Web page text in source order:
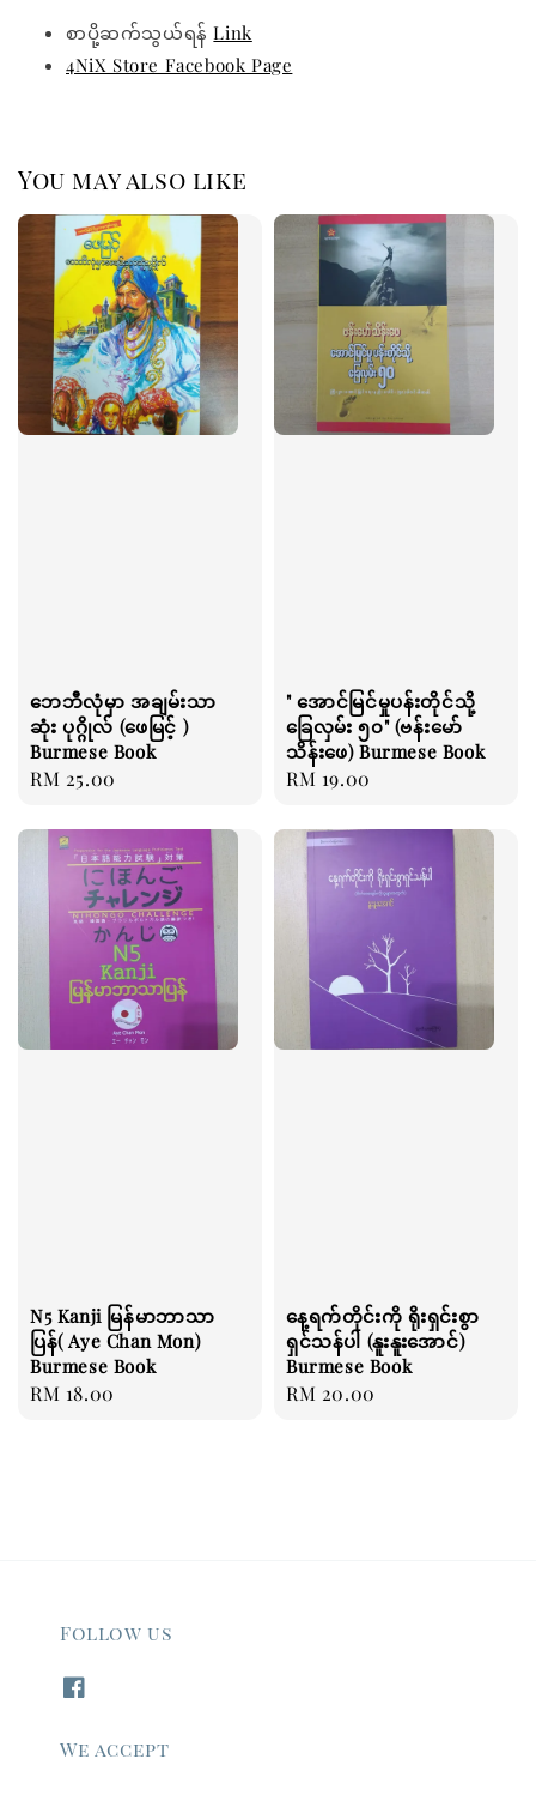
စာပို့ဆက်သွယ်ရန်Link
4NiX Store Facebook Page
You may also like
ဘေဘီလုံမှာ အချမ်းသာ
ဆုံး ပုဂ္ဂိုလ် (ဖေမြင့် )
Burmese Book
Regular
RM 25.00
" အောင်မြင်မှုပန်းတိုင်သို့
ခြေလှမ်း ၅၀" (ဗန်းမော်
သိန်းဖေ) Burmese Book
Regular
RM 19.00
N5 Kanji မြန်မာဘာသာ
ပြန်( Aye Chan Mon)
Burmese Book
Regular
RM 18.00
နေ့ရက်တိုင်းကို ရိုးရှင်းစွာ
ရှင်သန်ပါ (နူးနူးအောင်)
Burmese Book
Regular
RM 20.00
Follow us
We accept